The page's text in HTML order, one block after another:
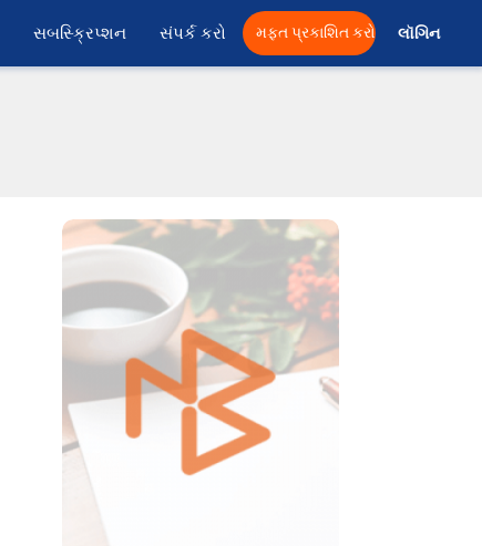
સબસ્ક્રિપ્શન સંપર્ક કરો મફત પ્રકાશિત કરો લૉગિન